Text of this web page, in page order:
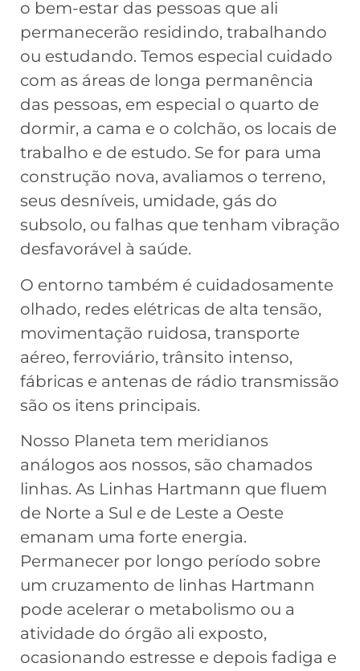
o bem-estar das pessoas que ali
permanecerão residindo, trabalhando
ou estudando. Temos especial cuidado
com as áreas de longa permanência
das pessoas, em especial o quarto de
dormir, a cama e o colchão, os locais de
trabalho e de estudo. Se for para uma
construção nova, avaliamos o terreno,
seus desníveis, umidade, gás do
subsolo, ou falhas que tenham vibração
desfavorável à saúde.
O entorno também é cuidadosamente
olhado, redes elétricas de alta tensão,
movimentação ruidosa, transporte
aéreo, ferroviário, trânsito intenso,
fábricas e antenas de rádio transmissão
são os itens principais.
Nosso Planeta tem meridianos
análogos aos nossos, são chamados
linhas. As Linhas Hartmann que fluem
de Norte a Sul e de Leste a Oeste
emanam uma forte energia.
Permanecer por longo período sobre
um cruzamento de linhas Hartmann
pode acelerar o metabolismo ou a
atividade do órgão ali exposto,
ocasionando estresse e depois fadiga e